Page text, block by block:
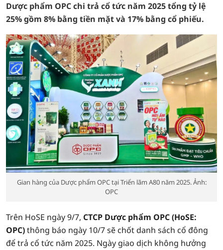
Dược phẩm OPC chi trả cổ tức năm 2025 tổng tỷ lệ
25% gồm 8% bằng tiền mặt và 17% bằng cổ phiếu.
Gian hàng của Dược phẩm OPC tại Triển lãm A80 năm 2025. Ảnh:
OPC
Trên HoSE ngày 9/7, CTCP Dược phẩm OPC (HoSE:
OPC)thông báo ngày 10/7 sẽ chốt danh sách cổ đông
để trả cổ tức năm 2025. Ngày giao dịch không hưởng